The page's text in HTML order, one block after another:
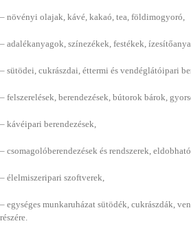
– növényi olajak, kávé, kakaó, tea, földimogyoró,
– adalékanyagok, színezékek, festékek,
– sütödei, cukrászdai, éttermi és vendéglátóipari
– felszerelések, berendezések, bútorok bárok,
– kávéipari berendezések,
– csomagolóberendezések és rendszerek,
– élelmiszeripari szoftverek,
– egységes munkaruházat sütödék, cukrászdák,
részére.